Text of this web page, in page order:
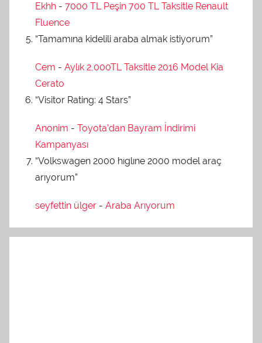
Ekhh - 7000 TL Peşin 700 TL Taksitle Renault
Fluence
“Tamamına kidelili araba almak istiyorum”
Cem - Aylık 2,000TL Taksitle 2016 Model Kia
Cerato
“Visitor Rating: 4 Stars”
Anonim - Toyota’dan Bayram İndirimi
Kampanyası
“Volkswagen 2000 hıglıne 2000 model araç
arıyorum”
seyfettin ülger - Araba Arıyorum